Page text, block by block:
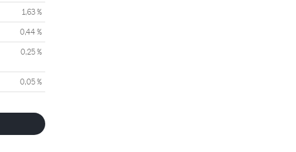
1,63 %
0,44 %
0,25 %
0,05 %